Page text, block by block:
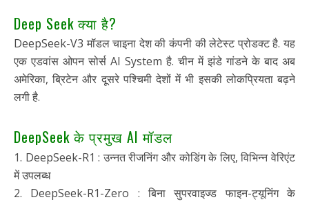
Deep Seek क्या है?
DeepSeek-V3 मॉडल चाइना देश की कंपनी की लेटेस्ट प्रोडक्ट है. यह
एक एडवांस ओपन सोर्स AI System है. चीन में झंडे गांडने के बाद अब
अमेरिका, ब्रिटेन और दूसरे पश्चिमी देशों में भी इसकी लोकप्रियता बढ़ने
लगी है.
DeepSeek के प्रमुख AI मॉडल
1. DeepSeek-R1 : उन्नत रीजनिंग और कोडिंग के लिए, विभिन्न वेरिएंट
में उपलब्ध
2. DeepSeek-R1-Zero : बिना सुपरवाइज्ड फाइन-ट्यूनिंग के